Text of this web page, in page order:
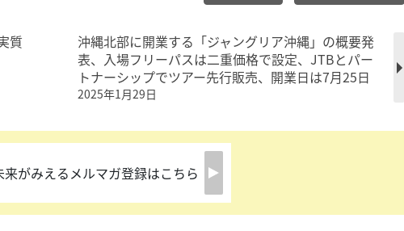
質
沖縄北部に開業する「ジャングリア沖縄」の概要発
表、入場フリーパスは二重価格で設定、JTBとパー
トナーシップでツアー先行販売、開業日は7月25日
2025年1月29日
がみえるメルマガ登録はこちら